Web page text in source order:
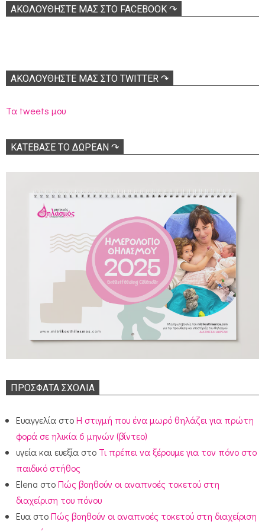
ΑΚΟΛOΥΘΉΣΤΕ ΜΑΣ ΣΤΟ FACEBOOK ↷
ΑΚΟΛΟΥΘΉΣΤΕ ΜΑΣ ΣΤΟ TWITTER ↷
Τα tweets μου
ΚΑΤΕΒΑΣΕ ΤΟ ΔΩΡΕΑΝ ↷
ΠΡΌΣΦΑΤΑ ΣΧΌΛΙΑ
Ευαγγελία στοΗ στιγμή που ένα μωρό θηλάζει για πρώτη
φορά σε ηλικία 6 μηνών (βίντεο)
υγεία και ευεξία στο Τι πρέπει να ξέρουμε για τον πόνο στο
παιδικό στήθος
Elena στοΠώς βοηθούν οι αναπνοές τοκετού στη
διαχείριση του πόνου
Ευα στοΠώς βοηθούν οι αναπνοές τοκετού στη διαχείριση